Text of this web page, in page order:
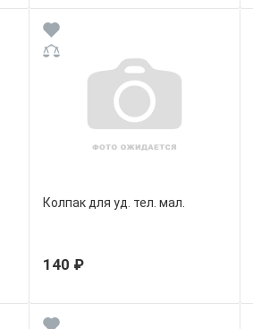
Колпак для уд. тел. мал.
140 ₽